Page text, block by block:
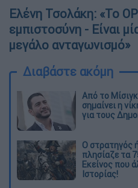
Ελένη Τσολάκη: «Το
εμπιστοσύνη - Είναι
μεγάλο ανταγωνισμό»
Διαβάστε ακόμη
Από το
σημαίνει η
για τους
O στρατηγός
πλησίαζε τα
Εκείνος που
Ιστορίας!